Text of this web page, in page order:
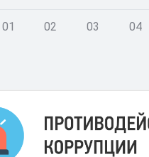
01 02 03 04